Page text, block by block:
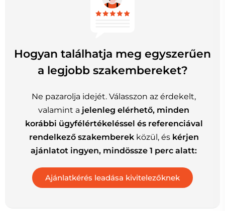
Hogyan találhatja meg egyszerűen
a legjobb szakembereket?
Ne pazarolja idejét. Válasszon az érdekelt,
valamint a jelenleg elérhető, minden
korábbi ügyfélértékeléssel és referenciával
rendelkező szakemberekközül, és kérjen
ajánlatot ingyen, mindössze 1 perc alatt: